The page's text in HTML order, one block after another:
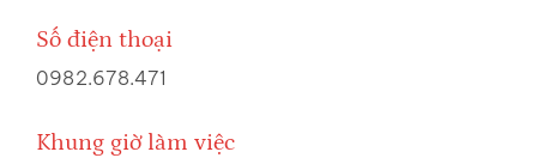
Số điện thoại
0982.678.471
Khung giờ làm việc